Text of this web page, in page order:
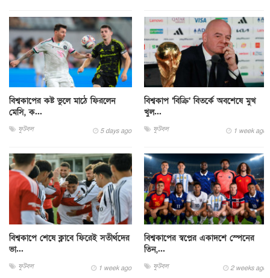
বিশ্বকাপের কষ্ট ভুলে মাঠে ফিরলেন
মেসি, ক...
ফুটবল 5 days ago
বিশ্বকাপ ‘বিক্রি’ বিতর্কে অবশেষে মুখ
খুল...
ফুটবল 1 week ago
বিশ্বকাপে শেষে ক্লাবে ফিরেই সতীর্থদের
ভা...
ফুটবল 1 week ago
বিশ্বকাপের স্বপ্নের একাদশে স্পেনের
তিন,...
ফুটবল 2 weeks ago